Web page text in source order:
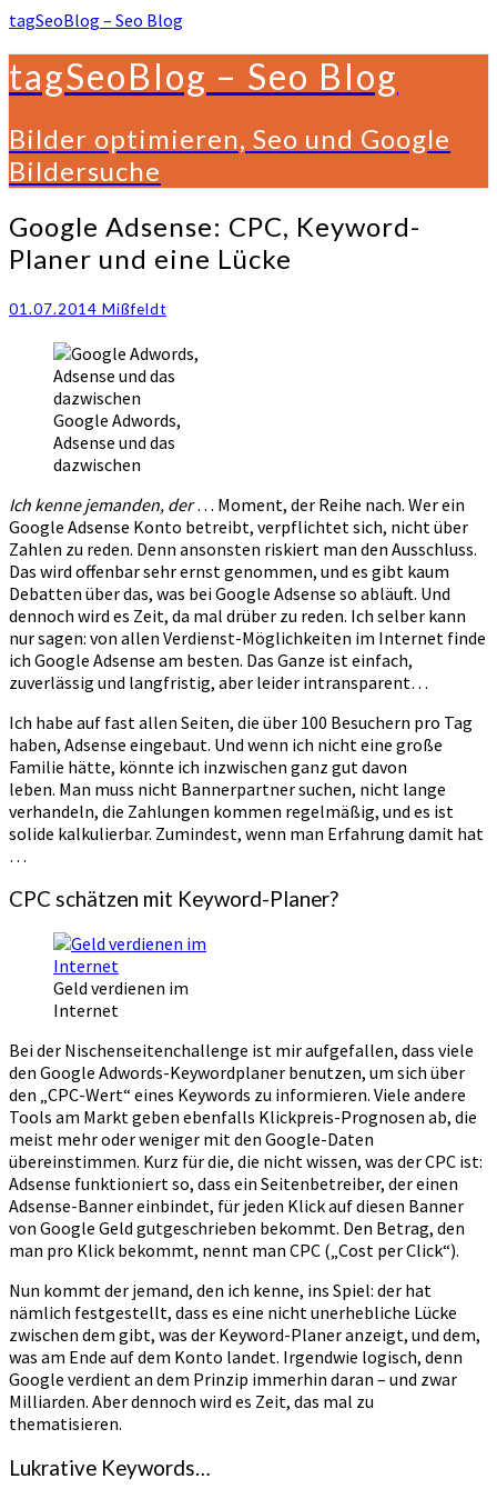
tagSeoBlog – Seo Blog
tagSeoBlog – Seo Blog
Bilder optimieren, Seo und Google
Bildersuche
Google
Adsense:
CPC,
Planer
Lücke
Google Adsense: CPC, Keyword-
Planer und eine Lücke
01.07.2014 Mißfeldt
Google Adwords,
Adsense und das
dazwischen
Ich kenne jemanden, der… Moment, der Reihe nach. Wer ein
Google Adsense Konto betreibt, verpflichtet sich, nicht über
Zahlen zu reden. Denn ansonsten riskiert man den Ausschluss.
Das wird offenbar sehr ernst genommen, und es gibt kaum
Debatten über das, was bei Google Adsense so abläuft. Und
dennoch wird es Zeit, da mal drüber zu reden. Ich selber kann
nur sagen: von allen Verdienst-Möglichkeiten im Internet finde
ich Google Adsense am besten. Das Ganze ist einfach,
zuverlässig und langfristig, aber leider intransparent…
Ich habe auf fast allen Seiten, die über 100 Besuchern pro Tag
haben, Adsense eingebaut. Und wenn ich nicht eine große
Familie hätte, könnte ich inzwischen ganz gut davon
leben. Man muss nicht Bannerpartner suchen, nicht lange
verhandeln, die Zahlungen kommen regelmäßig, und es ist
solide kalkulierbar. Zumindest, wenn man Erfahrung damit hat
…
CPC schätzen mit Keyword-Planer?
Geld verdienen im
Internet
Bei der Nischenseitenchallenge ist mir aufgefallen, dass viele
den Google Adwords-Keywordplaner benutzen, um sich über
den „CPC-Wert“ eines Keywords zu informieren. Viele andere
Tools am Markt geben ebenfalls Klickpreis-Prognosen ab, die
meist mehr oder weniger mit den Google-Daten
übereinstimmen. Kurz für die, die nicht wissen, was der CPC ist:
Adsense funktioniert so, dass ein Seitenbetreiber, der einen
Adsense-Banner einbindet, für jeden Klick auf diesen Banner
von Google Geld gutgeschrieben bekommt. Den Betrag, den
man pro Klick bekommt, nennt man CPC („Cost per Click“).
Nun kommt der jemand, den ich kenne, ins Spiel: der hat
nämlich festgestellt, dass es eine nicht unerhebliche Lücke
zwischen dem gibt, was der Keyword-Planer anzeigt, und dem,
was am Ende auf dem Konto landet. Irgendwie logisch, denn
Google verdient an dem Prinzip immerhin daran – und zwar
Milliarden. Aber dennoch wird es Zeit, das mal zu
thematisieren.
Lukrative Keywords…